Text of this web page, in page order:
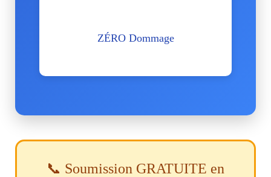
ZÉRO Dommage
📞 Soumission GRATUITE en